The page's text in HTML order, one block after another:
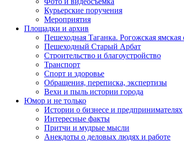
Курьерские поручения
Мероприятия
Площадки и архив
Пешеходная Таганка. Рогожская ямская
Пешеходный Старый Арбат
Строительство и благоустройство
Транспорт
Спорт и здоровье
Обращения, переписка, экспертизы
Вехи и пыль истории города
Юмор и не только
Истории о бизнесе и предпринимателях
Интересные факты
Притчи и мудрые мысли
Анекдоты о деловых людях и работе